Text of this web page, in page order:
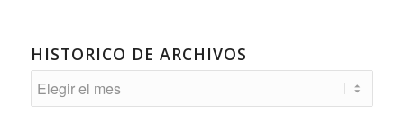
HISTORICO DE ARCHIVOS